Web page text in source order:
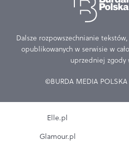
Dalsze rozpowszechnianie
opublikowanych w serwisie w
uprzedniej zgody
©BURDA MEDIA
Elle.pl
Glamour.pl